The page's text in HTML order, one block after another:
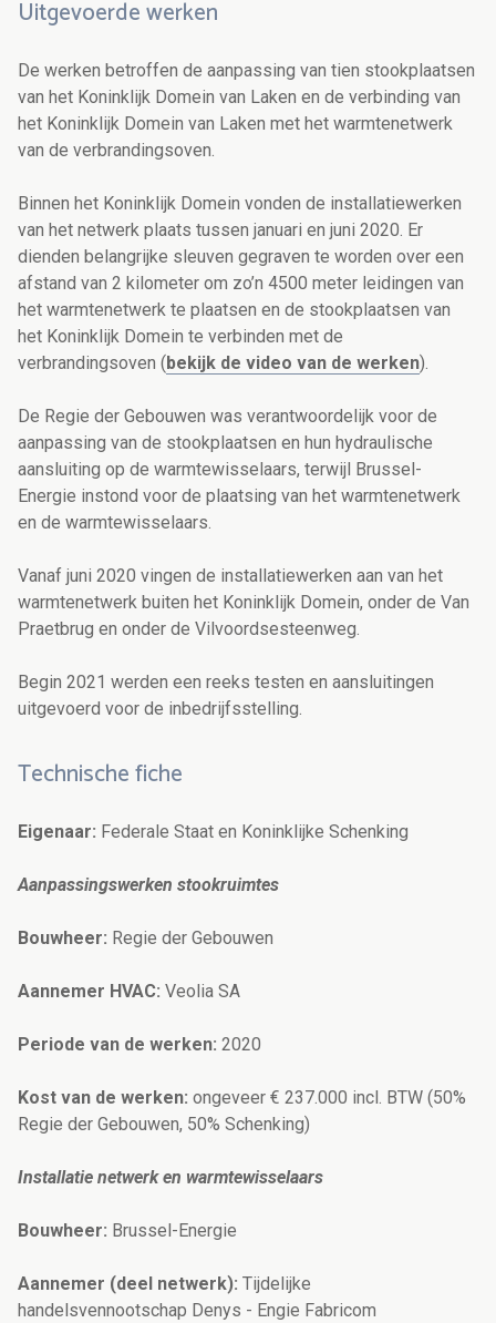
Uitgevoerde werken
De werken betroffen de aanpassing van tien stookplaatsen
van het Koninklijk Domein van Laken en de verbinding van
het Koninklijk Domein van Laken met het warmtenetwerk
van de verbrandingsoven.
Binnen het Koninklijk Domein vonden de installatiewerken
van het netwerk plaats tussen januari en juni 2020. Er
dienden belangrijke sleuven gegraven te worden over een
afstand van 2 kilometer om zo’n 4500 meter leidingen van
het warmtenetwerk te plaatsen en de stookplaatsen van
het Koninklijk Domein te verbinden met de
verbrandingsoven ( bekijk de video van de werken).
De Regie der Gebouwen was verantwoordelijk voor de
aanpassing van de stookplaatsen en hun hydraulische
aansluiting op de warmtewisselaars, terwijl Brussel-
Energie instond voor de plaatsing van het warmtenetwerk
en de warmtewisselaars.
Vanaf juni 2020 vingen de installatiewerken aan van het
warmtenetwerk buiten het Koninklijk Domein, onder de Van
Praetbrug en onder de Vilvoordsesteenweg.
Begin 2021 werden een reeks testen en aansluitingen
uitgevoerd voor de inbedrijfsstelling.
Technische fiche
Eigenaar: Federale Staat en Koninklijke Schenking
Aanpassingswerken stookruimtes
Bouwheer: Regie der Gebouwen
Aannemer HVAC: Veolia SA
Periode van de werken: 2020
Kost van de werken: ongeveer € 237.000 incl. BTW (50%
Regie der Gebouwen, 50% Schenking)
Installatie netwerk en warmtewisselaars
Bouwheer: Brussel-Energie
Aannemer (deel netwerk): Tijdelijke
handelsvennootschap Denys - Engie Fabricom